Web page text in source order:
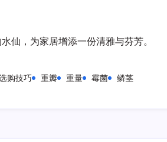
仙，为家居增添一份清雅与芬芳。
购技巧 重瓣 重量 霉菌 鳞茎